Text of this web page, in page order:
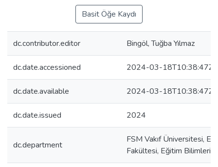
Basit Öğe Kaydı
dc.contributor.editor Bingöl, Tuğba Yılmaz
dc.date.accessioned 2024-03-18T10:38:47Z
dc.date.available 2024-03-18T10:38:47Z
dc.date.issued 2024
dc.department
FSM Vakıf Üniversitesi,
Fakültesi, Eğitim Bilimleri